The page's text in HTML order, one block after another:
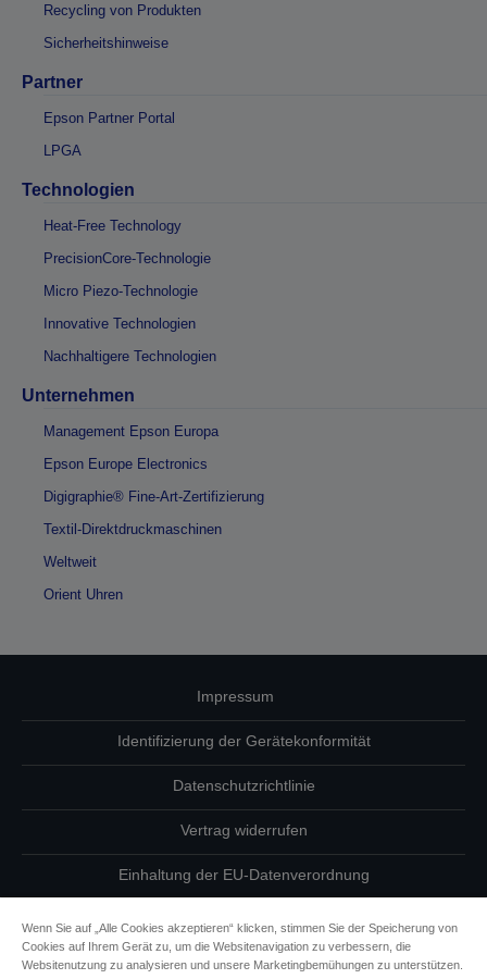
Recycling von Produkten
Sicherheitshinweise
Partner
Epson Partner Portal
LPGA
Technologien
Heat-Free Technology
PrecisionCore-Technologie
Micro Piezo-Technologie
Innovative Technologien
Nachhaltigere Technologien
Unternehmen
Management Epson Europa
Epson Europe Electronics
Digigraphie® Fine-Art-Zertifizierung
Textil-Direktdruckmaschinen
Weltweit
Orient Uhren
Impressum
Identifizierung der Gerätekonformität
Datenschutzrichtlinie
Vertrag widerrufen
Einhaltung der EU-Datenverordnung
Informationen zu Cookies
Wenn Sie auf „Alle Cookies akzeptieren“ klicken, stimmen Sie der Speicherung von
Cookies auf Ihrem Gerät zu, um die Websitenavigation zu verbessern, die
Websitenutzung zu analysieren und unsere Marketingbemühungen zu unterstützen.